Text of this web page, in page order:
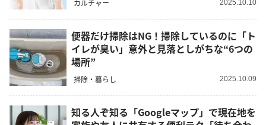
カルチャー 2025.10.10
便器だけ掃除はNG！掃除しているのに「ト
イレが臭い」意外と見落としがちな“6つの
場所”
掃除・暮らし 2025.10.09
知る人ぞ知る「Googleマップ」で現在地を